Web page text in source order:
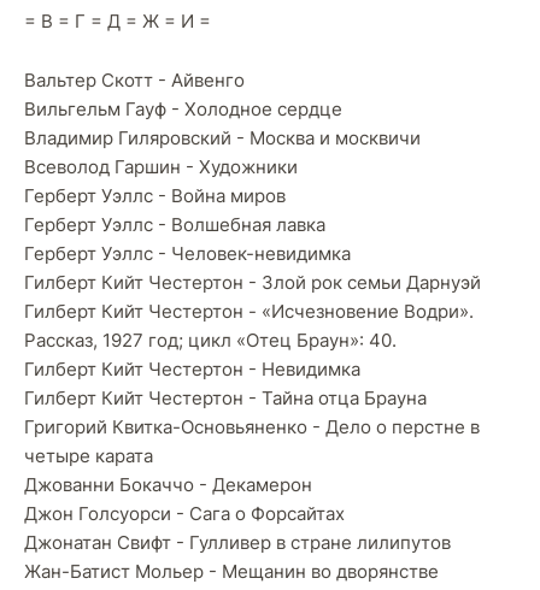
= В = Г = Д = Ж = И =
Вальтер Скотт - Айвенго
Вильгельм Гауф - Холодное сердце
Владимир Гиляровский - Москва и москвичи
Всеволод Гаршин - Художники
Герберт Уэллс - Война миров
Герберт Уэллс - Волшебная лавка
Герберт Уэллс - Человек-невидимка
Гилберт Кийт Честертон - Злой рок семьи Дарнуэй
Гилберт Кийт Честертон - «Исчезновение Водри».
Рассказ, 1927 год; цикл «Отец Браун»: 40.
Гилберт Кийт Честертон - Невидимка
Гилберт Кийт Честертон - Тайна отца Брауна
Григорий Квитка-Основьяненко - Дело о перстне в
четыре карата
Джованни Бокаччо - Декамерон
Джон Голсуорси - Сага о Форсайтах
Джонатан Свифт - Гулливер в стране лилипутов
Жан-Батист Мольер - Мещанин во дворянстве